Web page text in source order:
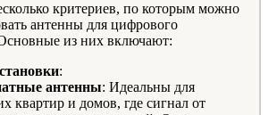
критериев, по которым можно
антенны для цифрового
из них включают:
:
антенны: Идеальны для
квартир и домов, где сигнал от